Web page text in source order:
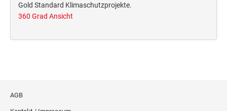
Smart Style
Gold Standard Klimaschutzprojekte.
360 Grad Ansicht
AGB